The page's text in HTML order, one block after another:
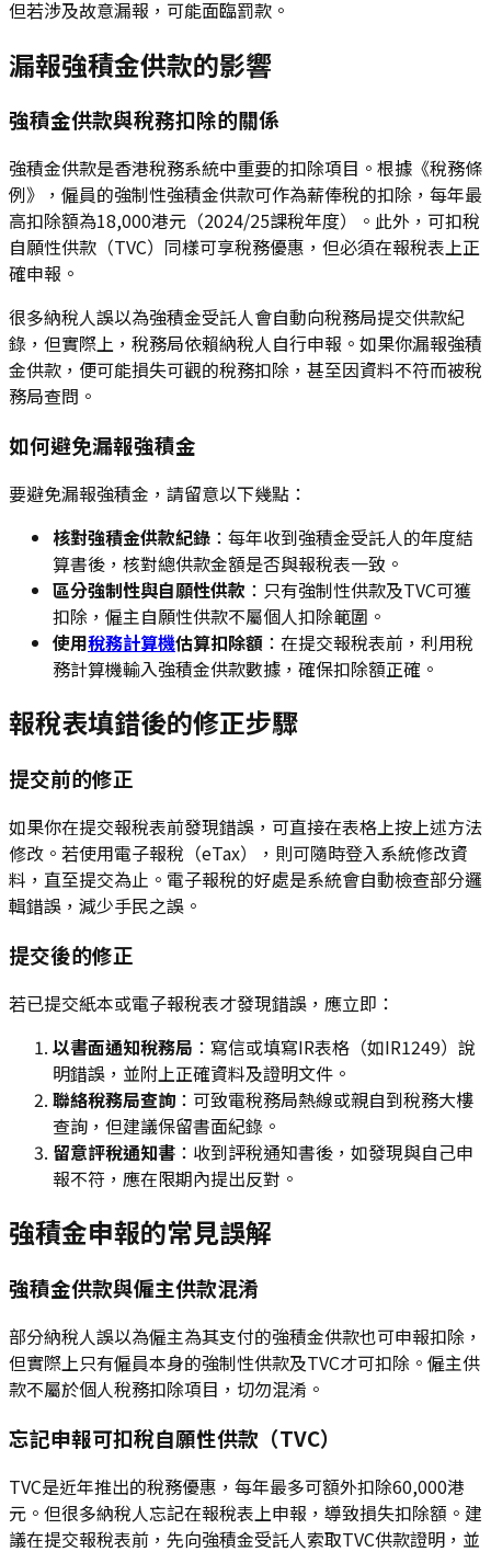
但若涉及故意漏報，可能面臨罰款。
漏報強積金供款的影響
強積金供款與稅務扣除的關係
強積金供款是香港稅務系統中重要的扣除項目。根據《稅務條
例》，僱員的強制性強積金供款可作為薪俸稅的扣除，每年最
高扣除額為18,000港元（2024/25課稅年度）。此外，可扣稅
自願性供款（TVC）同樣可享稅務優惠，但必須在報稅表上正
確申報。
很多納稅人誤以為強積金受託人會自動向稅務局提交供款紀
錄，但實際上，稅務局依賴納稅人自行申報。如果你漏報強積
金供款，便可能損失可觀的稅務扣除，甚至因資料不符而被稅
務局查問。
如何避免漏報強積金
要避免漏報強積金，請留意以下幾點：
核對強積金供款紀錄 ：每年收到強積金受託人的年度結
算書後，核對總供款金額是否與報稅表一致。
區分強制性與自願性供款 ：只有強制性供款及TVC可獲
扣除，僱主自願性供款不屬個人扣除範圍。
使用稅務計算機估算扣除額 ：在提交報稅表前，利用稅
務計算機輸入強積金供款數據，確保扣除額正確。
報稅表填錯後的修正步驟
提交前的修正
如果你在提交報稅表前發現錯誤，可直接在表格上按上述方法
修改。若使用電子報稅（eTax），則可隨時登入系統修改資
料，直至提交為止。電子報稅的好處是系統會自動檢查部分邏
輯錯誤，減少手民之誤。
提交後的修正
若已提交紙本或電子報稅表才發現錯誤，應立即：
以書面通知稅務局 ：寫信或填寫IR表格（如IR1249）說
明錯誤，並附上正確資料及證明文件。
聯絡稅務局查詢 ：可致電稅務局熱線或親自到稅務大樓
查詢，但建議保留書面紀錄。
留意評稅通知書 ：收到評稅通知書後，如發現與自己申
報不符，應在限期內提出反對。
強積金申報的常見誤解
強積金供款與僱主供款混淆
部分納稅人誤以為僱主為其支付的強積金供款也可申報扣除，
但實際上只有僱員本身的強制性供款及TVC才可扣除。僱主供
款不屬於個人稅務扣除項目，切勿混淆。
忘記申報可扣稅自願性供款（TVC）
TVC是近年推出的稅務優惠，每年最多可額外扣除60,000港
元。但很多納稅人忘記在報稅表上申報，導致損失扣除額。建
議在提交報稅表前，先向強積金受託人索取TVC供款證明，並